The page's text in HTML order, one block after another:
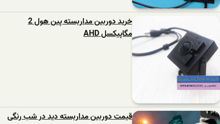
خرید دوربین مداربسته پین هول 2
مگاپیکسل AHD
قیمت دوربین مداربسته دید در شب رنگی